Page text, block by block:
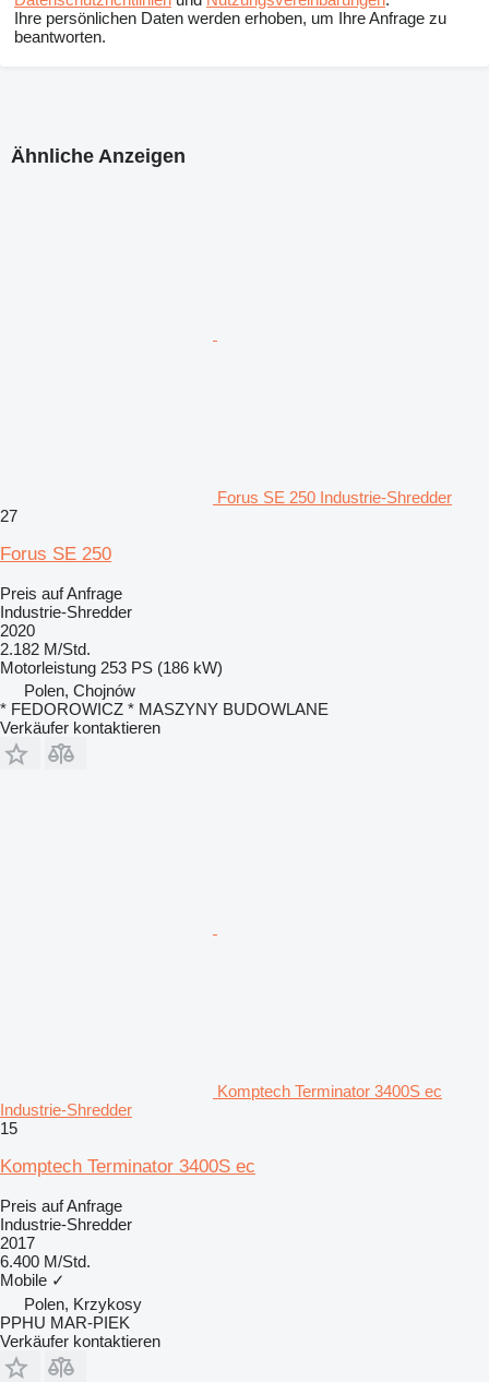
Ihre persönlichen Daten werden erhoben, um Ihre Anfrage zu
beantworten.
Ähnliche Anzeigen
Forus SE 250 Industrie-Shredder
27
Forus SE 250
Preis auf Anfrage
Industrie-Shredder
2020
2.182 M/Std.
Motorleistung 253 PS (186 kW)
Polen, Chojnów
* FEDOROWICZ * MASZYNY BUDOWLANE
Verkäufer kontaktieren
Komptech Terminator 3400S ec
Industrie-Shredder
15
Komptech Terminator 3400S ec
Preis auf Anfrage
Industrie-Shredder
2017
6.400 M/Std.
Mobile ✓
Polen, Krzykosy
PPHU MAR-PIEK
Verkäufer kontaktieren